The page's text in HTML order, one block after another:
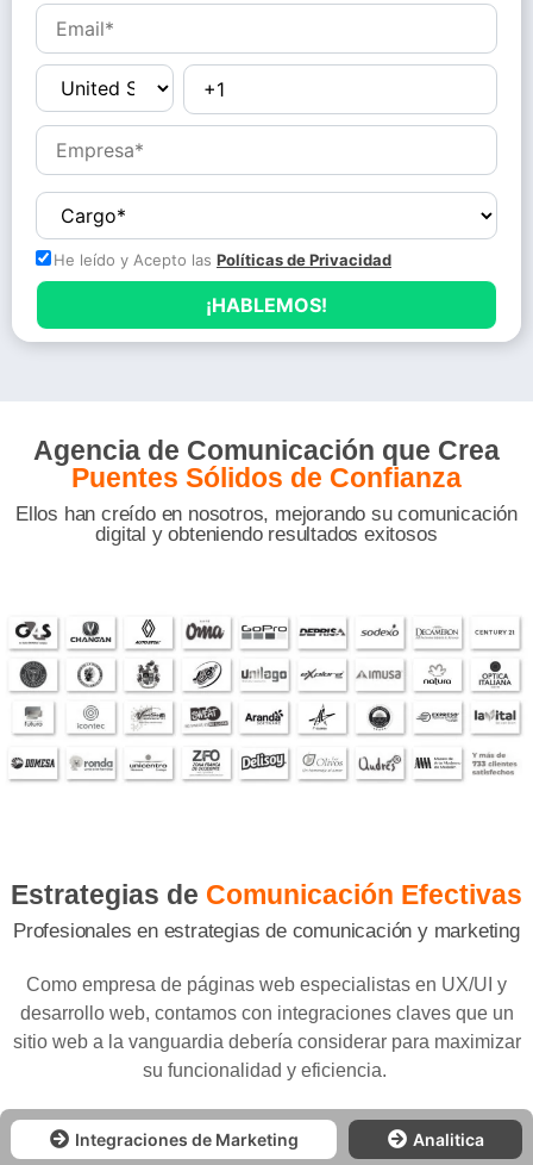
He leído y Acepto las Políticas de Privacidad
Agencia de Comunicación que Crea
Puentes Sólidos de Confianza
Ellos han creído en nosotros, mejorando su comunicación
digital y obteniendo resultados exitosos
Estrategias de Comunicación Efectivas
Profesionales en estrategias de comunicación y marketing
Como empresa de páginas web especialistas en UX/UI y
desarrollo web, contamos con integraciones claves que un
sitio web a la vanguardia debería considerar para maximizar
su funcionalidad y eficiencia.
Integraciones de Marketing Analitica